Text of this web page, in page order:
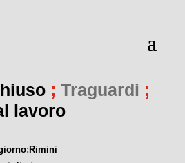
; Traguardi ;
lavoro
: Rimini